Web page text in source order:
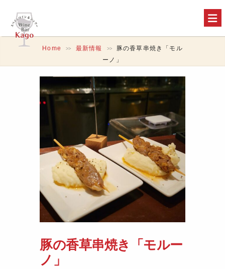
Home >> 最新情報 >>
豚の香草串焼き「モル
ーノ」
豚の香草串焼き「モルー
ノ」